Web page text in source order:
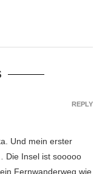
Und mein erster
Die Insel ist sooooo
Fernwanderweg wie
REPLY